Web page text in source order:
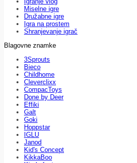
Miselne igre
Družabne igre
Igra na prostem
Shranjevanje igrač
Blagovne znamke
3Sprouts
Bieco
Childhome
Cleverclixx
CompacToys
Done by Deer
Effiki
Galt
Goki
Hoppstar
IGLU
Janod
Kid's Concept
KikkaBoo